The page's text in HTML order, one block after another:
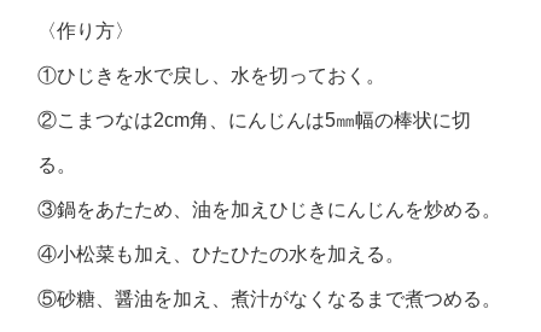
〈作り方〉
①ひじきを水で戻し、水を切っておく。
②こまつなは2cm角、にんじんは5㎜幅の棒状に切
る。
③鍋をあたため、油を加えひじきにんじんを炒める。
④小松菜も加え、ひたひたの水を加える。
⑤砂糖、醤油を加え、煮汁がなくなるまで煮つめる。